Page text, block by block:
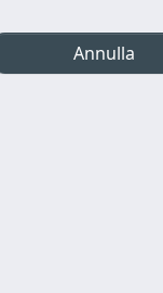
Annulla